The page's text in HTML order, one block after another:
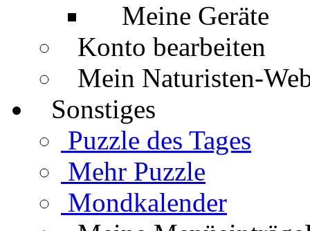
Meine Geräte
Konto bearbeiten
Mein Naturisten-
Sonstiges
Puzzle des Tages
Mehr Puzzle
Mondkalender